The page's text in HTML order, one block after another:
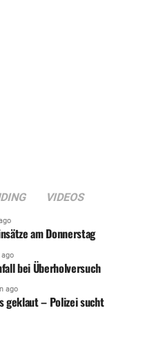
VIDEOS
am Donnerstag
bei Überholversuch
ago
geklaut – Polizei sucht